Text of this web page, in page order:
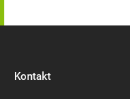
Kontakt